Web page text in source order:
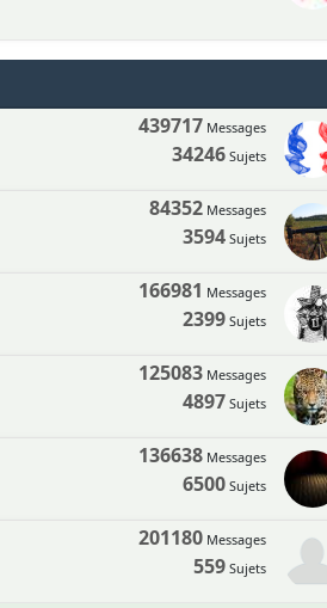
439717 Messages
34246 Sujets
84352 Messages
3594 Sujets
166981 Messages
2399 Sujets
125083 Messages
4897 Sujets
136638 Messages
6500 Sujets
201180 Messages
559 Sujets